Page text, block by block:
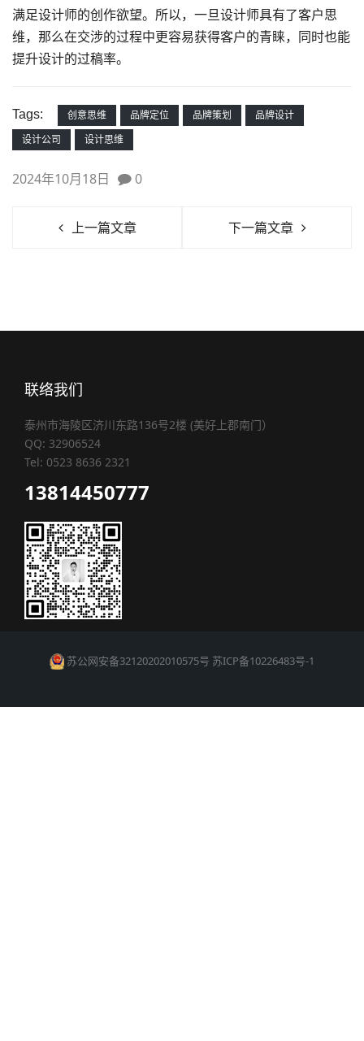
满足设计师的创作欲望。所以，一旦设计师具有了客户思
维，那么在交涉的过程中更容易获得客户的青睐，同时也能
提升设计的过稿率。
Tags: 创意思维 品牌定位 品牌策划
品牌设计
设计公司
设计思维
2024年10月18日 0
上一篇文章 下一篇文章
联络我们
泰州市海陵区济川东路136号2楼 (美好上郡南门）
QQ: 32906524
Tel: 0523 8636 2321
13814450777
苏公网安备32120202010575号 苏ICP备10226483号-1